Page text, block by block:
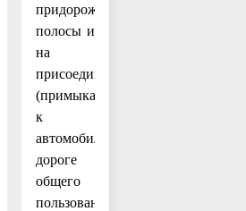
придорожной
полосы и
на
присоединение
(примыкание)
к
автомобильной
дороге
общего
пользования